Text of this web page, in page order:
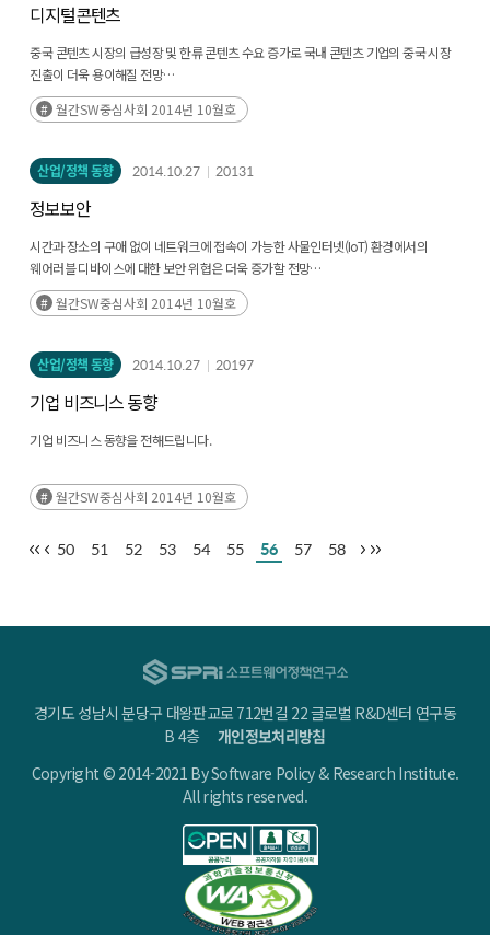
디지털콘텐츠
중국 콘텐츠 시장의 급성장 및 한류 콘텐츠 수요 증가로 국내 콘텐츠 기업의 중국 시장
진출이 더욱 용이해질 전망
방송, 드라마, K + POP 등의 콘텐츠가 중심이 되어 중국 시장 진출을 주도하고 있으며,
빠르게 성장하는 상황
보호문제 해결 등을 통해 중국 시장에 안착할 수 있는 기반을 확보하는 것이 중요
월간SW중심사회 2014년 10월호
산업/정책 동향 2014.10.27 20131
정보보안
시간과 장소의 구애 없이 네트워크에 접속이 가능한 사물인터넷(IoT) 환경에서의
웨어러블 디바이스에 대한 보안 위협은 더욱 증가할 전망
웨어러블 디바이스를 통해 온라인 서핑 시, 데이터의 유출로 인한 사용자의 프라이버시
침해 및 특수 범죄의 대상 가능성 상존
착용자의 위치, 관심사, 건강 상태, 구매내역 등 핵심 정보가 실시간으로 유출될
가능성이 높아 위험성이 더욱 커질 전망
월간SW중심사회 2014년 10월호
산업/정책 동향 2014.10.27 20197
기업 비즈니스 동향
기업 비즈니스 동향을 전해드립니다.
월간SW중심사회 2014년 10월호
50 51 52 53 54 55 56 57 58
경기도 성남시 분당구 대왕판교로 712번길 22 글로벌 R&D센터 연구동
B 4층개인정보처리방침
Copyright © 2014-2021 By Software Policy & Research Institute.
All rights reserved.